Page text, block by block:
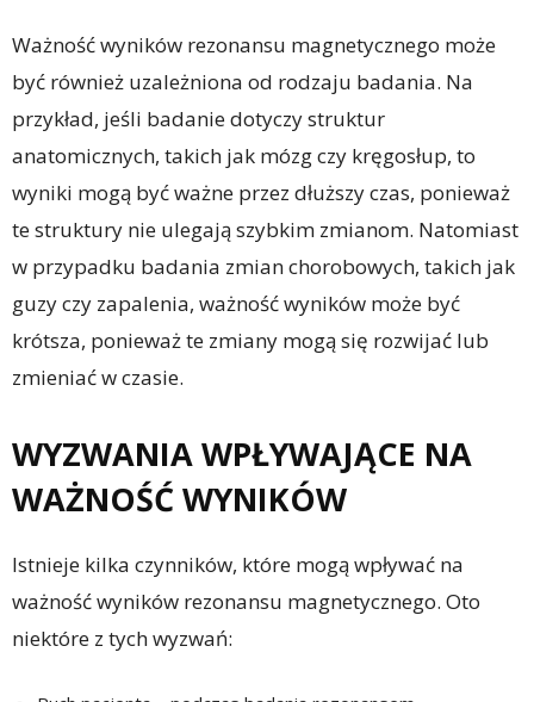
Ważność wyników rezonansu magnetycznego może
być również uzależniona od rodzaju badania. Na
przykład, jeśli badanie dotyczy struktur
anatomicznych, takich jak mózg czy kręgosłup, to
wyniki mogą być ważne przez dłuższy czas, ponieważ
te struktury nie ulegają szybkim zmianom. Natomiast
w przypadku badania zmian chorobowych, takich jak
guzy czy zapalenia, ważność wyników może być
krótsza, ponieważ te zmiany mogą się rozwijać lub
zmieniać w czasie.
WYZWANIA WPŁYWAJĄCE NA
WAŻNOŚĆ WYNIKÓW
Istnieje kilka czynników, które mogą wpływać na
ważność wyników rezonansu magnetycznego. Oto
niektóre z tych wyzwań: